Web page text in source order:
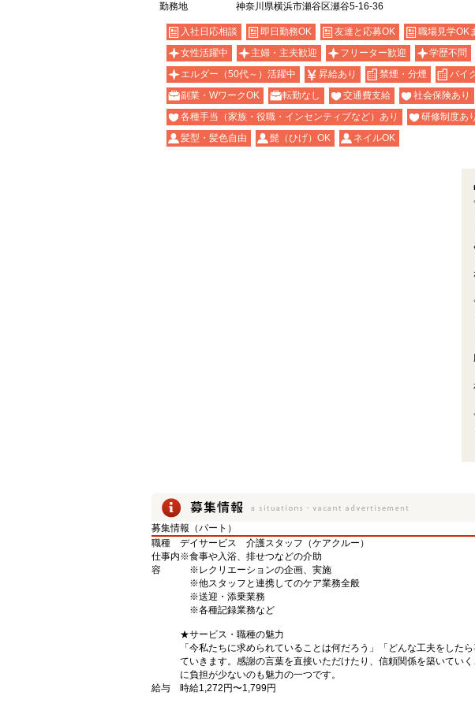
勤務地
神奈川県横浜市瀬谷区瀬谷5-16-36
入社日応相談 即日勤務OK 友達と応募OK 職場見学OK
女性活躍中
主婦・主夫歓迎 フリーター歓迎 学歴不問
エルダー（50代～）活躍中
昇給あり 禁煙・分煙 バイ
副業・WワークOK
転勤なし 交通費支給 社会保険あり
各種手当（家族・役職・インセンティブなど）あり
研修制度あり
髪型・髪色自由
髭（ひげ）OK ネイルOK
募集情報（パート）
職種
デイサービス 介護スタッフ（ケアクルー）
仕事内
容
※食事や入浴、排せつなどの介助
※レクリエーションの企画、実施
※他スタッフと連携してのケア業務全般
※送迎・添乗業務
※各種記録業務など
★サービス・職種の魅力
「今私たちに求められていることは何だろう」「どんな工夫をし
ていきます。感謝の言葉を直接いただけたり、信頼関係を築いてい
に負担が少ないのも魅力の一つです。
給与
時給1,272円〜1,799円